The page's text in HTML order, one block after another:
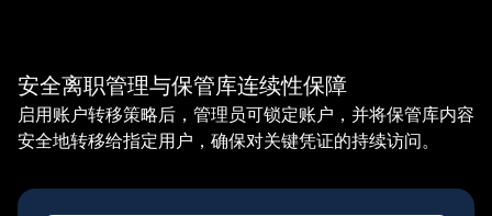
安全离职管理与保管库连续性保障
启用账户转移策略后，管理员可锁定账户，并将保管库内容
安全地转移给指定用户，确保对关键凭证的持续访问。